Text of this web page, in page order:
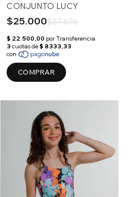
CONJUNTO LUCY
$25.000$57.676
COMPRAR